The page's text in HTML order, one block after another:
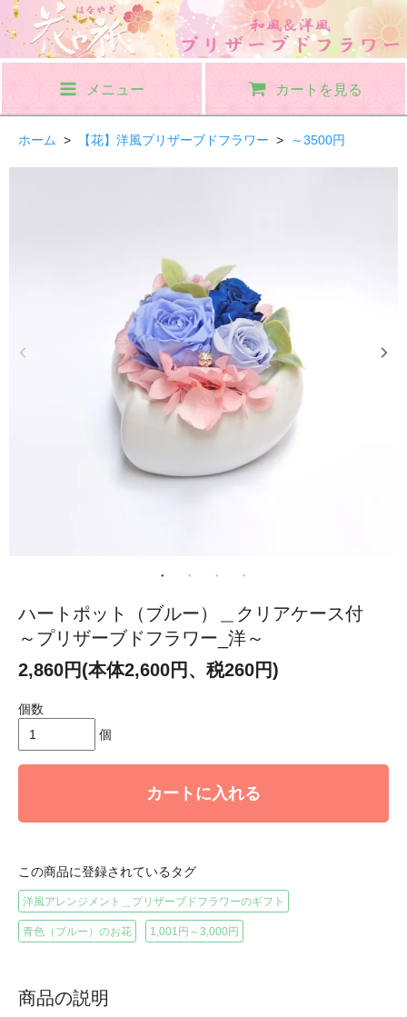
メニュー カートを見る
ホーム > 【花】洋風プリザーブドフラワー > ～3500円
ハートポット（ブルー）＿クリアケース付
～プリザーブドフラワー_洋～
2,860円(本体2,600円、税260円)
個数
個
カートに入れる
この商品に登録されているタグ
洋風アレンジメント＿プリザーブドフラワーのギフト
青色（ブルー）のお花 1,001円～3,000円
商品の説明